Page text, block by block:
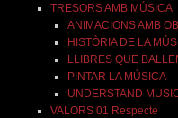
TRESORS AMB MÚSICA
ANIMACIONS AMB
HISTÒRIA DE LA
LLIBRES QUE
PINTAR LA MÚSICA
UNDERSTAND
VALORS 01 Respecte